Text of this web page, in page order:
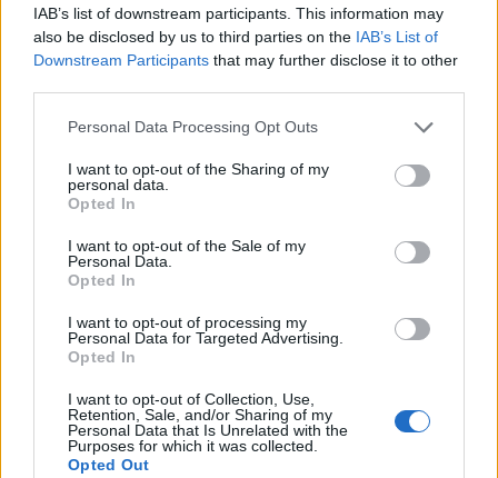
IAB’s list of downstream participants. This information may
also be disclosed by us to third parties on the IAB’s List of
Downstream Participants that may further disclose it to other
Please note that this website/app uses one or more Google
not limited to your visit or usage behaviour. You may click to
grant or deny consent to Google and its third-party tags to
use your data for below specified purposes in below Google
consent section.
Personal Data Processing Opt Outs
I want to opt-out of the Sharing of my
personal data.
Opted In
I want to opt-out of the Sale of my
Personal Data.
Opted In
I want to opt-out of processing my
Personal Data for Targeted Advertising.
Opted In
I want to opt-out of Collection, Use,
Retention, Sale, and/or Sharing of my
Personal Data that Is Unrelated with the
Purposes for which it was collected.
Opted Out
έως το GLE με ηλεκτρική εμβέλεια έως και 100 χιλιόμετρα.
Η καμπάνια μοντέλων συνεχίζεται επίσης με αμιγώς
ηλεκτρικά οχήματα μπαταρίας Ήδη διατίθενται τα αμιγώς
ηλεκτρικά μοντέλαMercedes-Benz EQC
εκπομπές CO2: 0 g / χλμ) [1], τρία μοντέλα smart EQ και το
EQV 300 (μικτή κατανάλωση: 26,4-26,3 kWh / 100 χλμ, ·
μικτές εκπομπές CO2: 0 g / χλμ) [2]. Σύντομα έρχονται
επίσης αμιγώς ηλεκτρικές παραλλαγές στην κατηγορία
πολυτέλειας στην κατηγορία premium.